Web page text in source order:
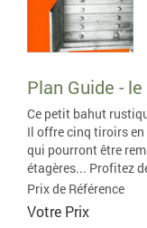
Plan Guide -
Ce petit bahut
Il offre cinq tiroirs en
qui pourront être
étagères... Profitez
Prix de Référence
Votre Prix